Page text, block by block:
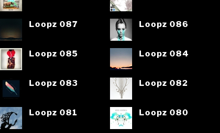
Loopz 087 Loopz 086
Loopz 085 Loopz 084
Loopz 083 Loopz 082
Loopz 081 Loopz 080